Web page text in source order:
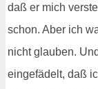
daß er mich
schon. Aber ich
nicht glauben.
eingefädelt, daß